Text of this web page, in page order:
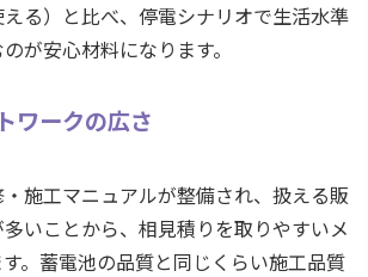
る）と比べ、停電シナリオで生活水準
が安心材料になります。
ワークの広さ
施工マニュアルが整備され、扱える販
いことから、相見積りを取りやすいメ
。蓄電池の品質と同じくらい施工品質